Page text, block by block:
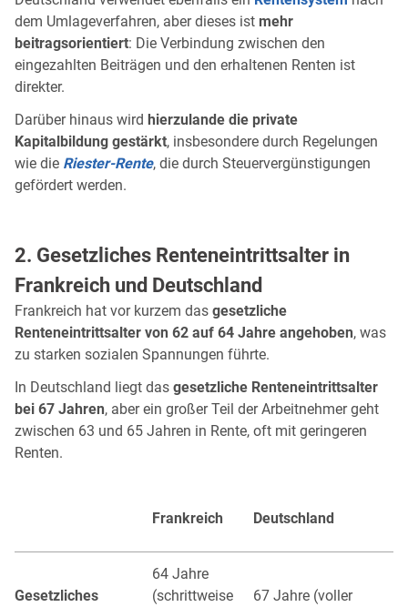
dem Umlageverfahren, aber dieses ist mehr
beitragsorientiert: Die Verbindung zwischen den
eingezahlten Beiträgen und den erhaltenen Renten ist
direkter.
Darüber hinaus wird hierzulande die private
Kapitalbildung gestärkt, insbesondere durch Regelungen
wie die Riester-Rente, die durch Steuervergünstigungen
gefördert werden.
2. Gesetzliches Renteneintrittsalter in
Frankreich und Deutschland
Frankreich hat vor kurzem das gesetzliche
Renteneintrittsalter von 62 auf 64 Jahre angehoben, was
zu starken sozialen Spannungen führte.
In Deutschland liegt das gesetzliche Renteneintrittsalter
bei 67 Jahren, aber ein großer Teil der Arbeitnehmer geht
zwischen 63 und 65 Jahren in Rente, oft mit geringeren
Renten.
Frankreich Deutschland
Gesetzliches
64 Jahre
(schrittweise
67 Jahre (voller